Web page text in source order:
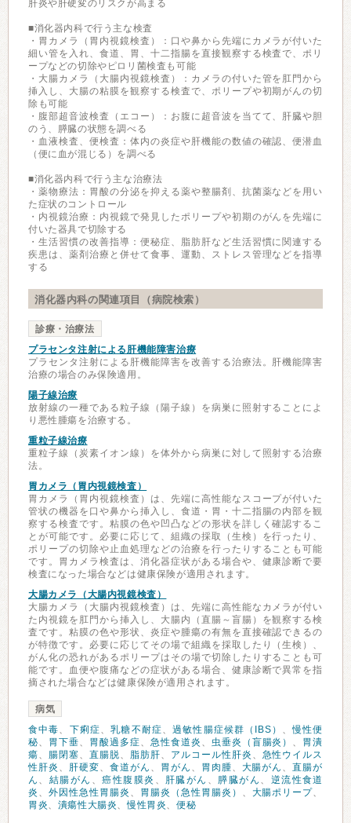
肝炎や肝硬変のリスクが高まる
■消化器内科で行う主な検査
・胃カメラ（胃内視鏡検査）：口や鼻から先端にカメラが付いた
細い管を入れ、食道、胃、十二指腸を直接観察する検査で、ポリ
ープなどの切除やピロリ菌検査も可能
・大腸カメラ（大腸内視鏡検査）：カメラの付いた管を肛門から
挿入し、大腸の粘膜を観察する検査で、ポリープや初期がんの切
除も可能
・腹部超音波検査（エコー）：お腹に超音波を当てて、肝臓や胆
のう、膵臓の状態を調べる
・血液検査、便検査：体内の炎症や肝機能の数値の確認、便潜血
（便に血が混じる）を調べる
■消化器内科で行う主な治療法
・薬物療法：胃酸の分泌を抑える薬や整腸剤、抗菌薬などを用い
た症状のコントロール
・内視鏡治療：内視鏡で発見したポリープや初期のがんを先端に
付いた器具で切除する
・生活習慣の改善指導：便秘症、脂肪肝など生活習慣に関連する
疾患は、薬剤治療と併せて食事、運動、ストレス管理などを指導
する
消化器内科の関連項目（病院検索）
診療・治療法
プラセンタ注射による肝機能障害治療
プラセンタ注射による肝機能障害を改善する治療法。肝機能障害
治療の場合のみ保険適用。
陽子線治療
放射線の一種である粒子線（陽子線）を病巣に照射することによ
り悪性腫瘍を治療する。
重粒子線治療
重粒子線（炭素イオン線）を体外から病巣に対して照射する治療
法。
胃カメラ（胃内視鏡検査）
胃カメラ（胃内視鏡検査）は、先端に高性能なスコープが付いた
管状の機器を口や鼻から挿入し、食道・胃・十二指腸の内部を観
察する検査です。粘膜の色や凹凸などの形状を詳しく確認するこ
とが可能です。必要に応じて、組織の採取（生検）を行ったり、
ポリープの切除や止血処理などの治療を行ったりすることも可能
です。胃カメラ検査は、消化器症状がある場合や、健康診断で要
検査になった場合などは健康保険が適用されます。
大腸カメラ（大腸内視鏡検査）
大腸カメラ（大腸内視鏡検査）は、先端に高性能なカメラが付い
た内視鏡を肛門から挿入し、大腸内（直腸～盲腸）を観察する検
査です。粘膜の色や形状、炎症や腫瘍の有無を直接確認できるの
が特徴です。必要に応じてその場で組織を採取したり（生検）、
がん化の恐れがあるポリープはその場で切除したりすることも可
能です。血便や腹痛などの症状がある場合、健康診断で異常を指
摘された場合などは健康保険が適用されます。
病気
食中毒、 下痢症、乳糖不耐症、過敏性腸症候群（IBS） 、慢性便
秘、 胃下垂、 胃酸過多症、 急性食道炎 、 虫垂炎（盲腸炎） 、 胃潰
瘍、 腸閉塞、 直腸脱、 脂肪肝、 アルコール性肝炎 、 急性ウイルス
性肝炎 、 肝硬変、 食道がん 、 胃がん 、 胃肉腫、 大腸がん 、直腸が
ん 、 結腸がん 、癌性腹膜炎 、 肝臓がん 、 膵臓がん 、 逆流性食道
炎 、 外因性急性胃腸炎 、 胃腸炎（急性胃腸炎） 、 大腸ポリープ、
胃炎、 潰瘍性大腸炎、慢性胃炎、便秘